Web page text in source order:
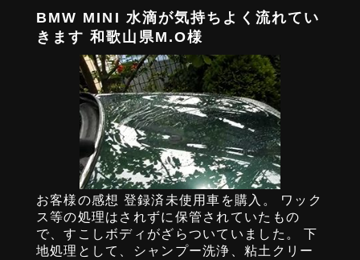
BMW MINI 水滴が気持ちよく流れてい
きます 和歌山県M.O様
お客様の感想 登録済未使用車を購入。 ワック
ス等の処理はされずに保管されていたもの
で、すこしボディがざらついていました。 下
地処理として、シャンプー洗浄、粘土クリー